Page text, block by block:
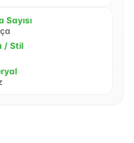
Sayısı
/ Stil